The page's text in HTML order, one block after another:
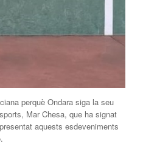
perquè Ondara siga la seu
Mar Chesa, que ha signat
aquests esdeveniments